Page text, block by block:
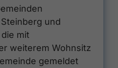
und
mit
weiterem Wohnsitz
gemeldet